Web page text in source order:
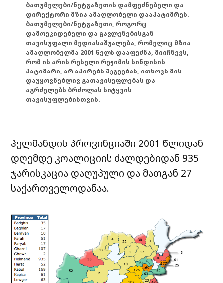
ბათუმელები/ნეტგაზეთის დამფუძნებელი და
დირექტორი მზია ამაღლობელი დააპატიმრეს.
ბათუმელები/ნეტგაზეთი, როგორც
დამოუკიდებელი და გავლენებისგან
თავისუფალი მედიასაშუალება, რომელიც მზია
ამაღლობელმა 2001 წელს დააფუძნა, მიიჩნევს,
რომ ის არის რუსული რეჟიმის სინდისის
პატიმარი, არ აპირებს შეგუებას, ითხოვს მის
დაუყოვნებლივ გათავისუფლებას და
აგრძელებს ბრძოლას სიტყვის
თავისუფლებისთვის.
ჰელმანდის პროვინციაში 2001 წლიდან
დღემდე კოალიციის ძალდებიდან 935
ჯარისკაცია დაღუპული და მათგან 27
საქართველოდანაა.